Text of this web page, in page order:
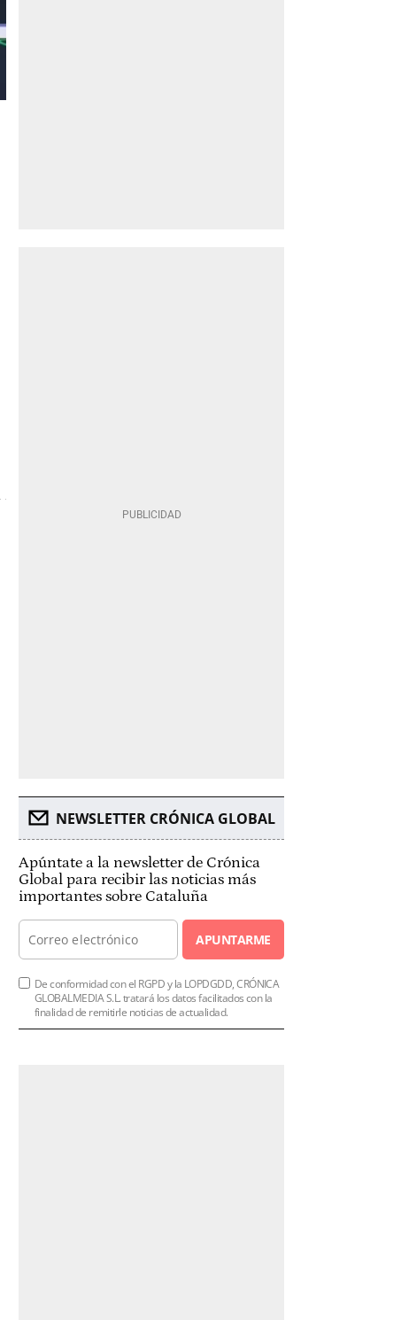
NEWSLETTER CRÓNICA GLOBAL
Apúntate a la newsletter de Crónica
Global para recibir las noticias más
importantes sobre Cataluña
APUNTARME
De conformidad con el RGPD y la LOPDGDD, CRÓNICA
GLOBALMEDIA S.L. tratará los datos facilitados con la
finalidad de remitirle noticias de actualidad.